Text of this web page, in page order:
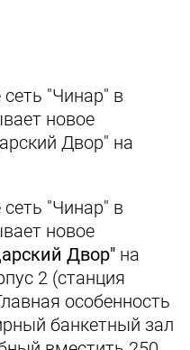
"Чинар" в
новое
Двор" на
сеть "Чинар" в
новое
Двор" на
2 (станция
особенность
банкетный зал